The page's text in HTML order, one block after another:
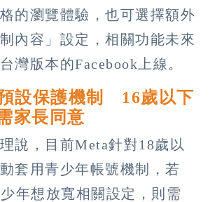
的瀏覽體驗，也可選擇額外
內容」設定，相關功能未來
灣版本的Facebook上線。
設保護機制
16歲以下
家長同意
說，目前Meta針對18歲以
套用青少年帳號機制，若
年想放寬相關設定，則需